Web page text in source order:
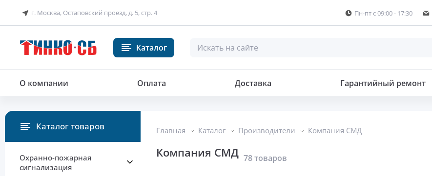
г. Москва, Остаповский проезд, д. 5, стр. 4 Пн-пт с 09:00 - 17:30
Каталог
О компании Оплата Доставка Гарантийный ремонт
Главная Каталог Производители Компания СМД
Компания СМД 78 товаров
Каталог товаров
Охранно-пожарная
сигнализация